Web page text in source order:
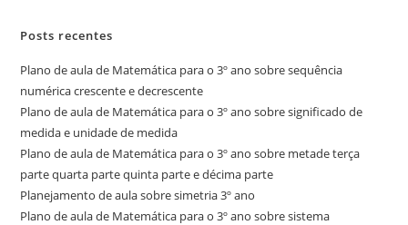
Posts recentes
Plano de aula de Matemática para o 3º ano sobre sequência
numérica crescente e decrescente
Plano de aula de Matemática para o 3º ano sobre significado de
medida e unidade de medida
Plano de aula de Matemática para o 3º ano sobre metade terça
parte quarta parte quinta parte e décima parte
Planejamento de aula sobre simetria 3º ano
Plano de aula de Matemática para o 3º ano sobre sistema